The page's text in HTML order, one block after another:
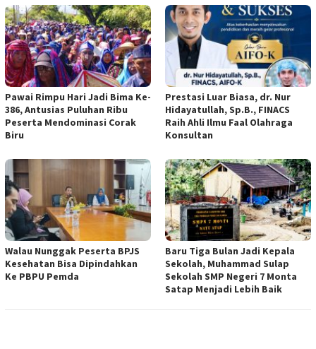
Pawai Rimpu Hari Jadi Bima Ke-
386, Antusias Puluhan Ribu
Peserta Mendominasi Corak
Biru
Prestasi Luar Biasa, dr. Nur
Hidayatullah, Sp.B., FINACS
Raih Ahli Ilmu Faal Olahraga
Konsultan
Walau Nunggak Peserta BPJS
Kesehatan Bisa Dipindahkan
Ke PBPU Pemda
Baru Tiga Bulan Jadi Kepala
Sekolah, Muhammad Sulap
Sekolah SMP Negeri 7 Monta
Satap Menjadi Lebih Baik